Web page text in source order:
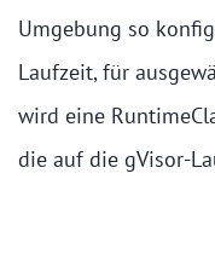
Umgebung so
Laufzeit, für
wird eine
die auf die gVisor-